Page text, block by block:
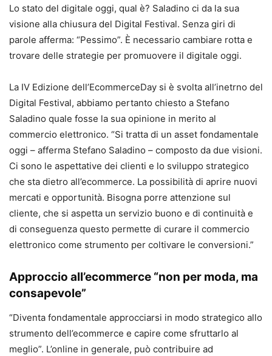
Lo stato del digitale oggi, qual è? Saladino ci da la sua
visione alla chiusura del Digital Festival. Senza giri di
parole afferma: “Pessimo”. È necessario cambiare rotta e
trovare delle strategie per promuovere il digitale oggi.
La IV Edizione dell’EcommerceDay si è svolta all’inetrno del
Digital Festival, abbiamo pertanto chiesto a Stefano
Saladino quale fosse la sua opinione in merito al
commercio elettronico. “Si tratta di un asset fondamentale
oggi – afferma Stefano Saladino – composto da due visioni.
Ci sono le aspettative dei clienti e lo sviluppo strategico
che sta dietro all’ecommerce. La possibilità di aprire nuovi
mercati e opportunità. Bisogna porre attenzione sul
cliente, che si aspetta un servizio buono e di continuità e
di conseguenza questo permette di curare il commercio
elettronico come strumento per coltivare le conversioni.”
Approccio all’ecommerce “non per moda, ma
consapevole”
“Diventa fondamentale approcciarsi in modo strategico allo
strumento dell’ecommerce e capire come sfruttarlo al
meglio”. L’online in generale, può contribuire ad